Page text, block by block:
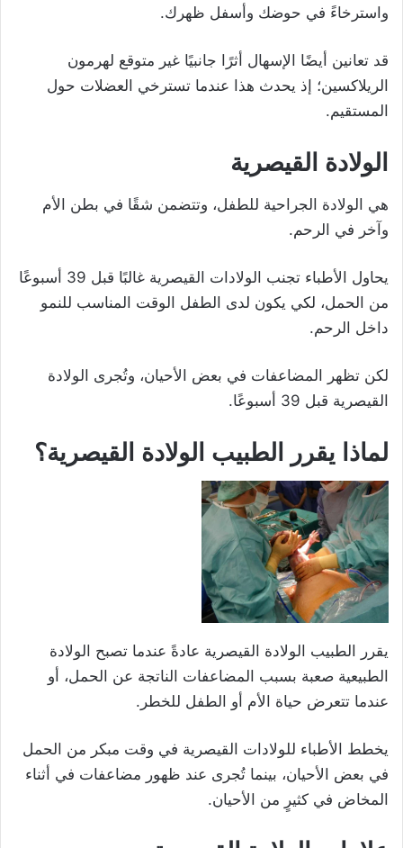
واسترخاءً في حوضك وأسفل ظهرك.
قد تعانين أيضًا الإسهال أثرًا جانبيًا غير متوقع لهرمون
الريلاكسين؛ إذ يحدث هذا عندما تسترخي العضلات حول
المستقيم.
الولادة القيصرية
هي الولادة الجراحية للطفل، وتتضمن شقًا في بطن الأم
وآخر في الرحم.
يحاول الأطباء تجنب الولادات القيصرية غالبًا قبل 39 أسبوعًا
من الحمل، لكي يكون لدى الطفل الوقت المناسب للنمو
داخل الرحم.
لكن تظهر المضاعفات في بعض الأحيان، وتُجرى الولادة
القيصرية قبل 39 أسبوعًا.
لماذا يقرر الطبيب الولادة القيصرية؟
يقرر الطبيب الولادة القيصرية عادةً عندما تصبح الولادة
الطبيعية صعبة بسبب المضاعفات الناتجة عن الحمل، أو
عندما تتعرض حياة الأم أو الطفل للخطر.
يخطط الأطباء للولادات القيصرية في وقت مبكر من الحمل
في بعض الأحيان، بينما تُجرى عند ظهور مضاعفات في أثناء
المخاض في كثيرٍ من الأحيان.